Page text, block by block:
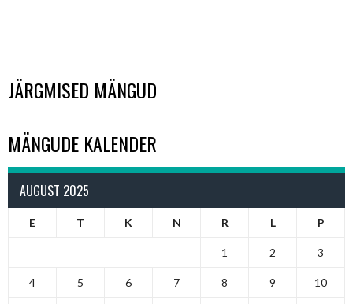
JÄRGMISED MÄNGUD
MÄNGUDE KALENDER
AUGUST 2025
E T K N R L P
1 2 3
4 5 6 7 8 9 10